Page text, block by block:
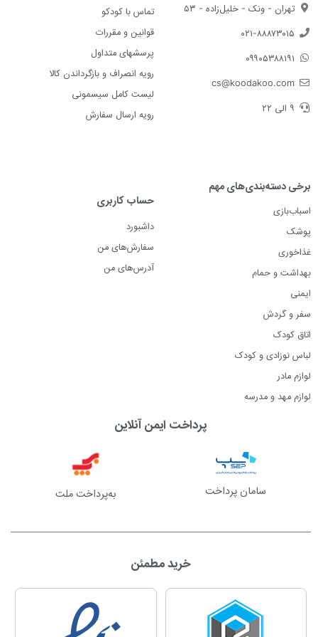
تهران - ونک - خلیل‌زاده - ۵۳
۰۲۱-۸۸۸۷۳۰۱۵
۰۹۹۰۵۳۸۸۱۹۱
cs@koodakoo.com
۹ الی ۲۲
تماس با کودکو
قوانین و مقررات
پرسشهای متداول
رویه انصراف و بازگرداندن کالا
لیست کامل سیسمونی
رویه ارسال سفارش
برخی دسته‌بندی‌های مهم
اسباب‌بازی
پوشک
غذاخوری
بهداشت و حمام
ایمنی
سفر و گردش
اتاق کودک
لباس نوزادی و کودک
لوازم مادر
لوازم مهد و مدرسه
حساب کاربری
داشبورد
سفارش‌های من
آدرس‌های من
پرداخت ایمن آنلاین
سامان پرداخت به‌پرداخت ملت
خرید مطمئن